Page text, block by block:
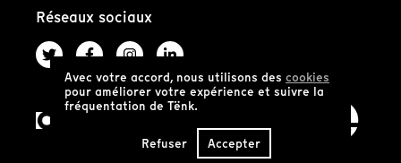
Avec votre accord, nous utilisons des cookies
pour améliorer votre expérience et suivre la
fréquentation de Tënk.
Refuser Accepter
Réseaux sociaux